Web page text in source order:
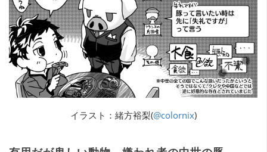
イラスト：緒方裕梨(@colornix)